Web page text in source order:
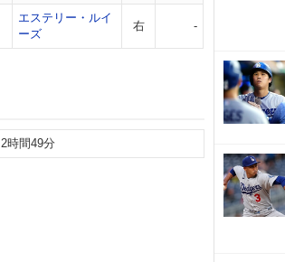
エステリー・ルイ
ーズ
右 -
2時間49分